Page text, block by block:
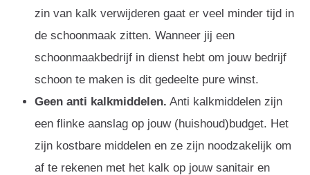
zin van kalk verwijderen gaat er veel minder tijd in
de schoonmaak zitten. Wanneer jij een
schoonmaakbedrijf in dienst hebt om jouw bedrijf
schoon te maken is dit gedeelte pure winst.
Geen anti kalkmiddelen. Anti kalkmiddelen zijn
een flinke aanslag op jouw (huishoud)budget. Het
zijn kostbare middelen en ze zijn noodzakelijk om
af te rekenen met het kalk op jouw sanitair en